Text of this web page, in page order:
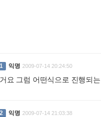
1 익명 2009-07-14 20:24:50
요 그럼 어떤식으로 진행되
2 익명 2009-07-14 21:03:38